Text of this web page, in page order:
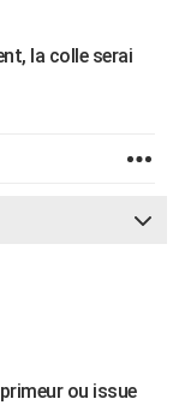
la colle serai
ou issue